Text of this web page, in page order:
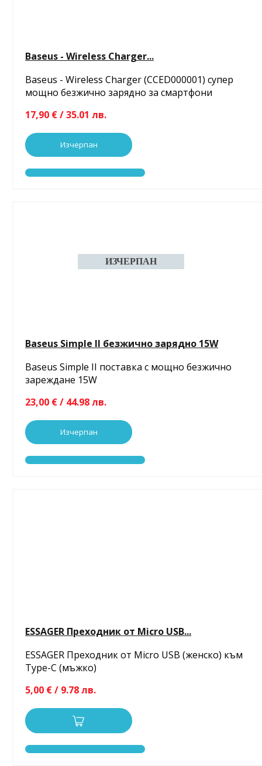
Baseus - Wireless Charger...
Baseus - Wireless Charger (CCED000001) супер
мощно безжично зарядно за смартфони
17,90 € / 35.01 лв.
Изчерпан
Baseus Simple II безжично зарядно 15W
Baseus Simple II поставка с мощно безжично
зареждане 15W
23,00 € / 44.98 лв.
Изчерпан
ESSAGER Преходник от Micro USB...
ESSAGER Преходник от Micro USB (женско) към
Type-C (мъжко)
5,00 € / 9.78 лв.